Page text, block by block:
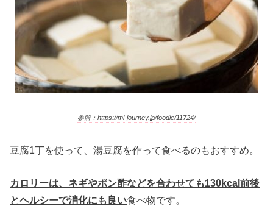
参照：https://mi-journey.jp/foodie/11724/
豆腐1丁を使って、湯豆腐を作って食べるのもおすすめ。
カロリーは、ネギやポン酢などを合わせても130kcal前後
とヘルシーで消化にも良い食べ物です。